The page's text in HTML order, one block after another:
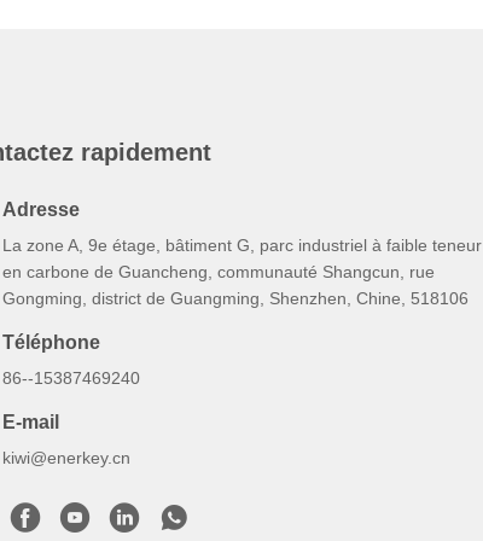
rapidement
Adresse
La zone A, 9e étage, bâtiment G, parc industriel à faible teneur
en carbone de Guancheng, communauté Shangcun, rue
Gongming, district de Guangming, Shenzhen, Chine, 518106
Téléphone
86--15387469240
E-mail
kiwi@enerkey.cn